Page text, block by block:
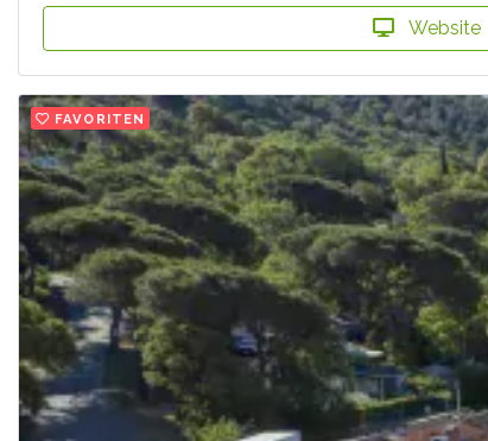
Website
FAVORITEN